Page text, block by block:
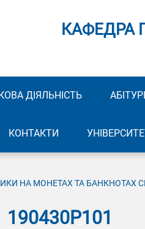
КАФЕДРА
ДІЯЛЬНІСТЬ
КОНТАКТИ
НА МОНЕТАХ ТА БАНКНОТАХ
190430P101